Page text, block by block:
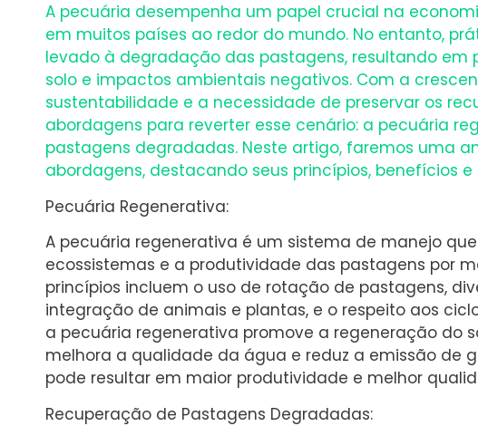
A pecuária desempenha um papel crucial na
em muitos países ao redor do mundo. No entanto,
levado à degradação das pastagens, resultando em
solo e impactos ambientais negativos. Com a
sustentabilidade e a necessidade de preservar os
abordagens para reverter esse cenário: a pecuária
pastagens degradadas. Neste artigo, faremos uma
abordagens, destacando seus princípios, benefícios e
Pecuária Regenerativa:
A pecuária regenerativa é um sistema de manejo
ecossistemas e a produtividade das pastagens por
princípios incluem o uso de rotação de pastagens,
integração de animais e plantas, e o respeito aos
a pecuária regenerativa promove a regeneração do
melhora a qualidade da água e reduz a emissão de
pode resultar em maior produtividade e melhor
Recuperação de Pastagens Degradadas: